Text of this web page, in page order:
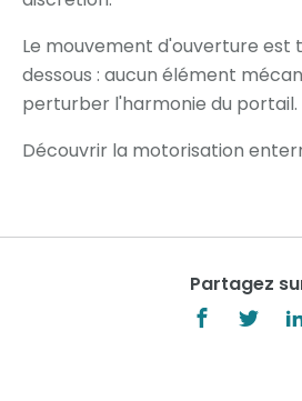
Le mouvement d'ouverture est
dessous : aucun élément
perturber l'harmonie du portail.
Découvrir la motorisation
Partagez